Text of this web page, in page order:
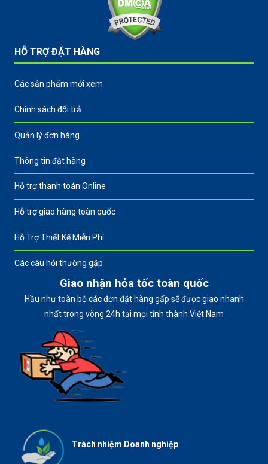
HỖ TRỢ ĐẶT HÀNG
Các sản phẩm mới xem
Chính sách đổi trả
Quản lý đơn hàng
Thông tin đặt hàng
Hỗ trợ thanh toán Online
Hỗ trợ giao hàng toàn quốc
Hỗ Trợ Thiết Kế Miễn Phí
Các câu hỏi thường gặp
Giao nhận hỏa tốc toàn quốc
Hầu như toàn bộ các đơn đặt hàng gấp sẽ được giao nhanh
nhất trong vòng 24h tại mọi tỉnh thành Việt Nam
Trách nhiệm Doanh nghiệp